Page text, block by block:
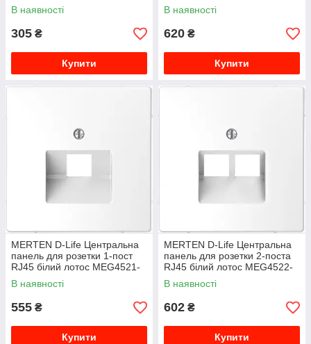
В наявності
305 ₴
Купити
В наявності
620 ₴
Купити
MERTEN D-Life Центральна
панель для розетки 1-пост
RJ45 білий лотос MEG4521-
6035
В наявності
555 ₴
Купити
MERTEN D-Life Центральна
панель для розетки 2-поста
RJ45 білий лотос MEG4522-
6035
В наявності
602 ₴
Купити